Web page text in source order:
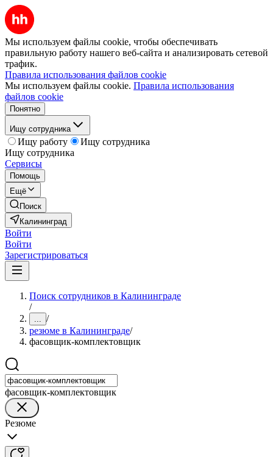
Мы используем файлы cookie, чтобы обеспечивать
правильную работу нашего веб-сайта и анализировать сетевой
трафик.
Правила использования файлов cookie
Мы используем файлы cookie. Правила использования
файлов cookie
Понятно
Ищу сотрудника
Ищу работу
Ищу сотрудника
Ищу сотрудника
Сервисы
Помощь
Ещё
Поиск
Калининград
Войти
Войти
Зарегистрироваться
Поиск сотрудников в Калининграде
/
... /
резюме в Калининграде/
фасовщик-комплектовщик
фасовщик-комплектовщик
Резюме